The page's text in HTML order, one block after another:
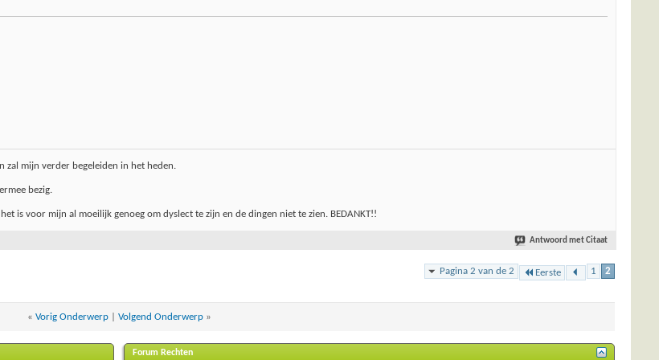
zal mijn verder begeleiden in het heden.
bezig.
is voor mijn al moeilijk genoeg om dyslect te zijn en de dingen niet te zien. BEDANKT!!
Antwoord met Citaat
Pagina 2 van de 2 Eerste 1 2
« Vorig Onderwerp| Volgend Onderwerp »
Forum Rechten